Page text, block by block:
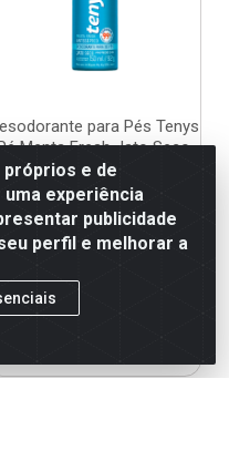
para Pés Tenys
Menta Fresh Jato Seco
92g / 15...
Código: 107695
Embalagem: UN
Faça seu login ou
cadastre-se para
ver preços e
e de
experiência
publicidade
perfil e melhorar a